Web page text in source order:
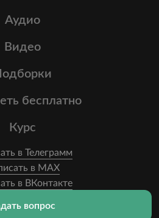
Аудио
Видео
бесплатно
Курс
в Телеграмм
в MAX
в ВКонтакте
вопрос